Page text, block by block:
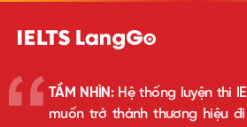
TẦM NHÌN:Hệ thống luyện thi
muốn trở thành thương hiệu